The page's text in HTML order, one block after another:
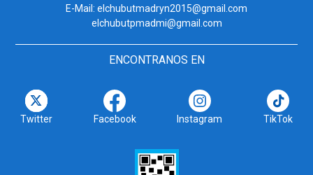
E-Mail: elchubutmadryn2015@gmail.com
elchubutpmadmi@gmail.com
ENCONTRANOS EN
Twitter Facebook Instagram TikTok